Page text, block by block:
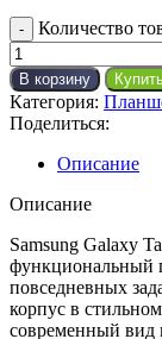
Количество
В корзину
Категория:
Поделиться:
Описание
Описание
Samsung Galaxy
функциональный
повседневных
корпус в
современный вид